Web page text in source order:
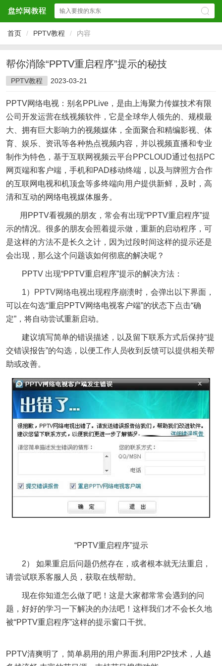
首页 / PPTV教程 / 内容
帮你消除“PPTV重启程序”提示的秘技
PPTV教程 2023-03-21
PPTV网络电视：别名PPLive，是由上海聚力传媒技术有限
公司开发运营在线视频软件，它是全球华人领先的、规模最
大、拥有巨大影响力的视频媒体，全面聚合和精编影视、体
育、娱乐、资讯等各种热点视频内容，并以视频直播和专业
制作为特色，基于互联网视频云平台PPCLOUD通过包括PC
网页端和客户端，手机和PAD移动终端，以及与牌照方合作
的互联网电视和机顶盒等多终端向用户提供新鲜，及时，高
清和互动的网络电视媒体服务。
用PPTV看视频的朋友，常会有出现“PPTV重启程序”提
示的情况。很多的朋友会照着提示做，重新的启动程序，可
是这样的方法不是长久之计，因为过段时间这样的提示还是
会出现，那么这个问题该如何彻底的解决呢？
PPTV 出现“PPTV重启程序”提示的解决方法：
1） PPTV网络电视出现程序崩溃时，会弹出以下界面，
可以在勾选“重启PPTV网络电视客户端”的状态下点击“确
定”，将自动尝试重新启动。
建议填写简单的错误描述，以及留下联系方式后保持“提
交错误报告”的勾选，以便工作人员收到反馈可以提供相关帮
助或改善。
“PPTV重启程序”提示
2） 如果重启后问题仍然存在，或者根本就无法重启，
请尝试联系客服人员，获取在线帮助。
现在你知道怎么做了吧！这是大家都常常会遇到的问
题，好好的学习一下解决的办法吧！这样我们才不会长久地
被“PPTV重启程序”这样的提示窗口干扰。
PPTV清爽明了，简单易用的用户界面.利用P2P技术，人越